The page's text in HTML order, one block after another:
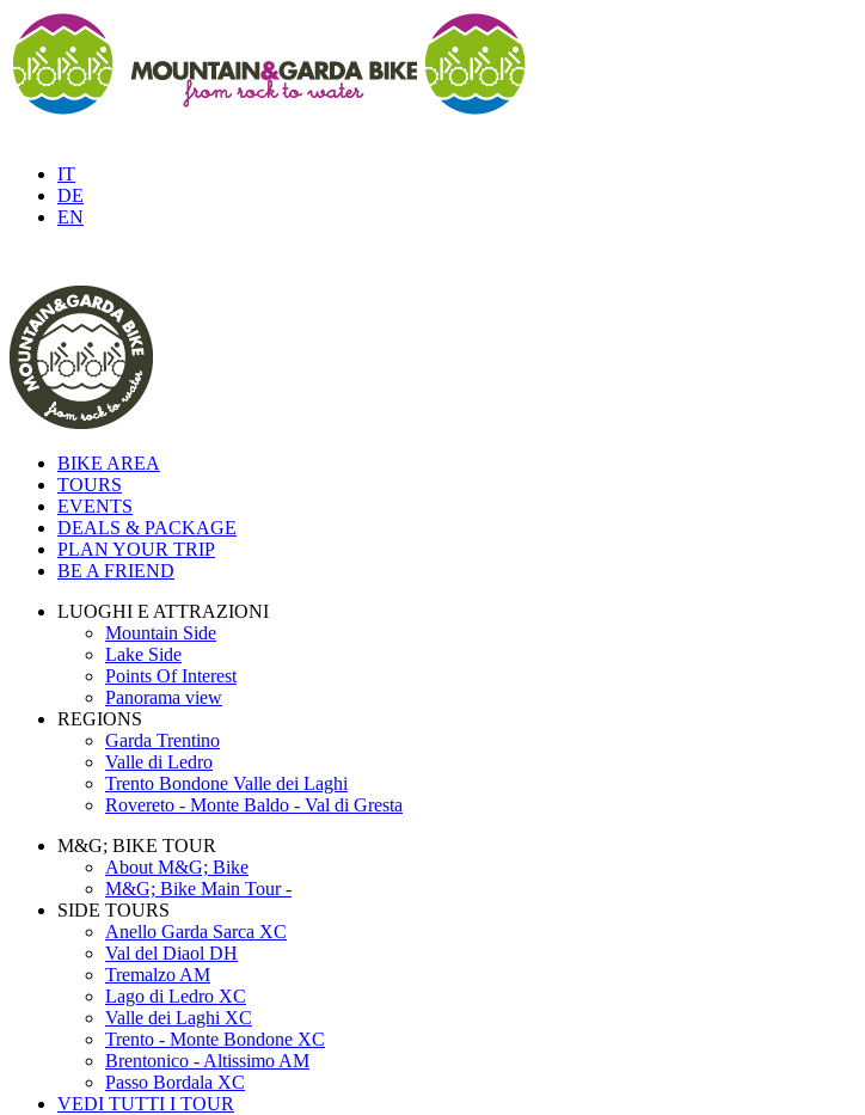
IT
DE
EN
BIKE AREA
TOURS
EVENTS
DEALS & PACKAGE
PLAN YOUR TRIP
BE A FRIEND
LUOGHI E ATTRAZIONI
Mountain Side
Lake Side
Points Of Interest
Panorama view
REGIONS
Garda Trentino
Valle di Ledro
Trento Bondone Valle dei Laghi
Rovereto - Monte Baldo - Val di Gresta
M&G; BIKE TOUR
About M&G; Bike
M&G; Bike Main Tour -
SIDE TOURS
Anello Garda Sarca XC
Val del Diaol DH
Tremalzo AM
Lago di Ledro XC
Valle dei Laghi XC
Trento - Monte Bondone XC
Brentonico - Altissimo AM
Passo Bordala XC
VEDI TUTTI I TOUR